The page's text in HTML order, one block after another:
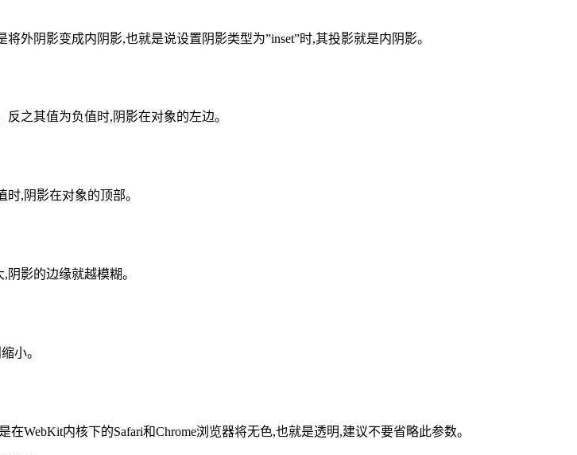
外阴影变成内阴影,也就是说设置阴影类型为”inset”时,其投影就是内阴影。
之其值为负值时,阴影在对象的左边。
,阴影在对象的顶部。
影的边缘就越模糊。
小。
WebKit内核下的Safari和Chrome浏览器将无色,也就是透明,建议不要省略此参数。